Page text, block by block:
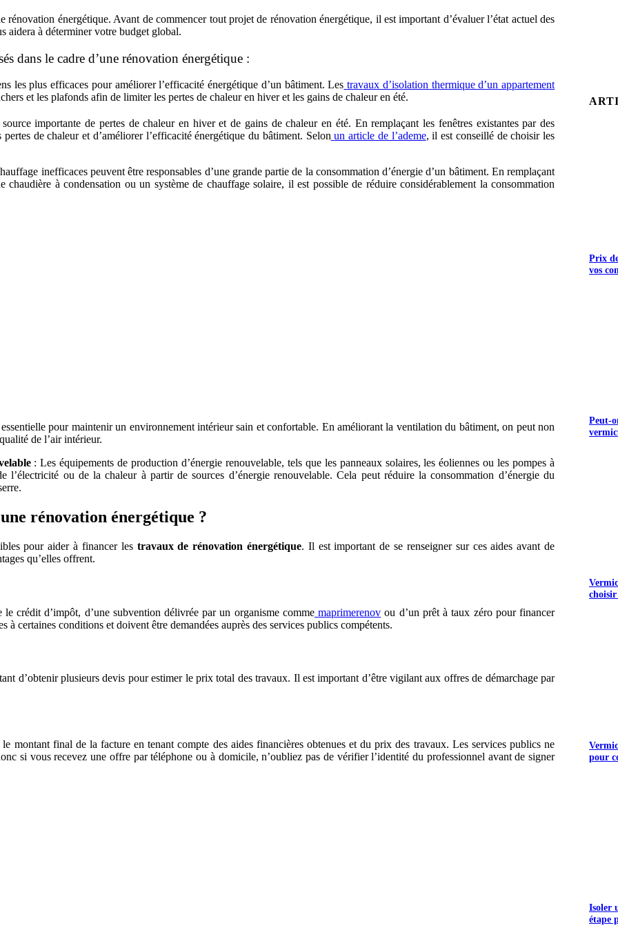
énergétique. Avant de commencer tout projet de rénovation énergétique, il est important d’évaluer l’état actuel des
aidera à déterminer votre budget global.
dans le cadre d’une rénovation énergétique :
les plus efficaces pour améliorer l’efficacité énergétique d’un bâtiment. Les travaux d’isolation thermique d’un appartement
et les plafonds afin de limiter les pertes de chaleur en hiver et les gains de chaleur en été.
importante de pertes de chaleur en hiver et de gains de chaleur en été. En remplaçant les fenêtres existantes par des
de chaleur et d’améliorer l’efficacité énergétique du bâtiment. Selon un article de l’ademe, il est conseillé de choisir les
inefficaces peuvent être responsables d’une grande partie de la consommation d’énergie d’un bâtiment. En remplaçant
à condensation ou un système de chauffage solaire, il est possible de réduire considérablement la consommation
pour maintenir un environnement intérieur sain et confortable. En améliorant la ventilation du bâtiment, on peut non
de l’air intérieur.
: Les équipements de production d’énergie renouvelable, tels que les panneaux solaires, les éoliennes ou les pompes à
l’électricité ou de la chaleur à partir de sources d’énergie renouvelable. Cela peut réduire la consommation d’énergie du
rénovation énergétique ?
pour aider à financer les travaux de rénovation énergétique. Il est important de se renseigner sur ces aides avant de
qu’elles offrent.
crédit d’impôt, d’une subvention délivrée par un organisme comme maprimerenov ou d’un prêt à taux zéro pour financer
à certaines conditions et doivent être demandées auprès des services publics compétents.
d’obtenir plusieurs devis pour estimer le prix total des travaux. Il est important d’être vigilant aux offres de démarchage par
montant final de la facture en tenant compte des aides financières obtenues et du prix des travaux. Les services publics ne
si vous recevez une offre par téléphone ou à domicile, n’oubliez pas de vérifier l’identité du professionnel avant de signer
Prix
vos
Peut-
pour
Isoler
étape